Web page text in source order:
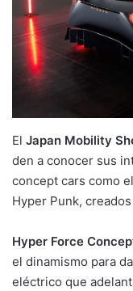
El Japan Mobility
den a conocer sus
concept cars como
Hyper Punk,
Hyper Force
el dinamismo para
eléctrico que